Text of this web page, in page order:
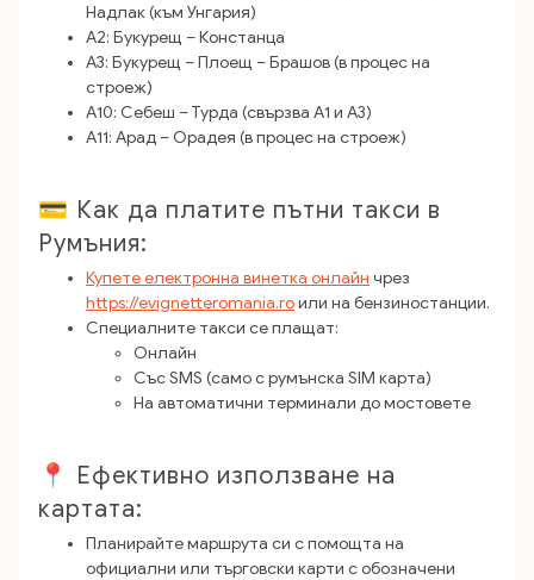
Надлак (към Унгария)
A2: Букурещ – Констанца
A3: Букурещ – Плоещ – Брашов (в процес на
строеж)
A10: Себеш – Турда (свързва A1 и A3)
A11: Арад – Орадея (в процес на строеж)
💳 Как да платите пътни такси в
Румъния:
Купете електронна винетка онлайн чрез
https://evignetteromania.roили на бензиностанции.
Специалните такси се плащат:
Онлайн
Със SMS (само с румънска SIM карта)
На автоматични терминали до мостовете
📍 Ефективно използване на
картата:
Планирайте маршрута си с помощта на
официални или търговски карти с обозначени